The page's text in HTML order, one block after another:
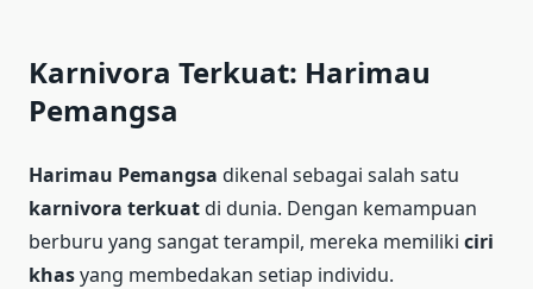
Karnivora Terkuat: Harimau
Pemangsa
Harimau Pemangsa dikenal sebagai salah satu
karnivora terkuatdi dunia. Dengan kemampuan
berburu yang sangat terampil, mereka memiliki ciri
khasyang membedakan setiap individu.